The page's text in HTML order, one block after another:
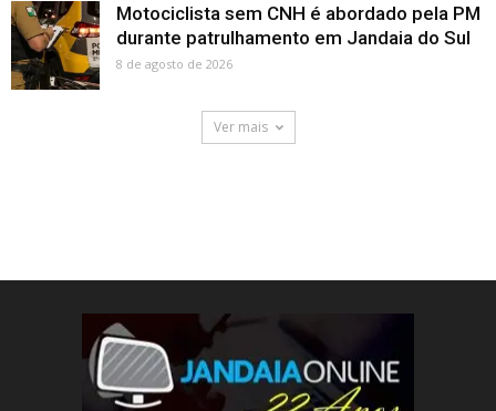
Motociclista sem CNH é abordado pela PM
durante patrulhamento em Jandaia do Sul
8 de agosto de 2026
Ver mais